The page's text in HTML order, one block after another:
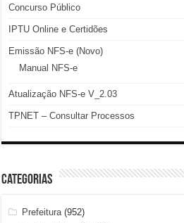
Concurso Público
IPTU Online e Certidões
Emissão NFS-e (Novo)
Manual NFS-e
Atualização NFS-e V_2.03
TPNET – Consultar Processos
Categorias
Prefeitura(952)